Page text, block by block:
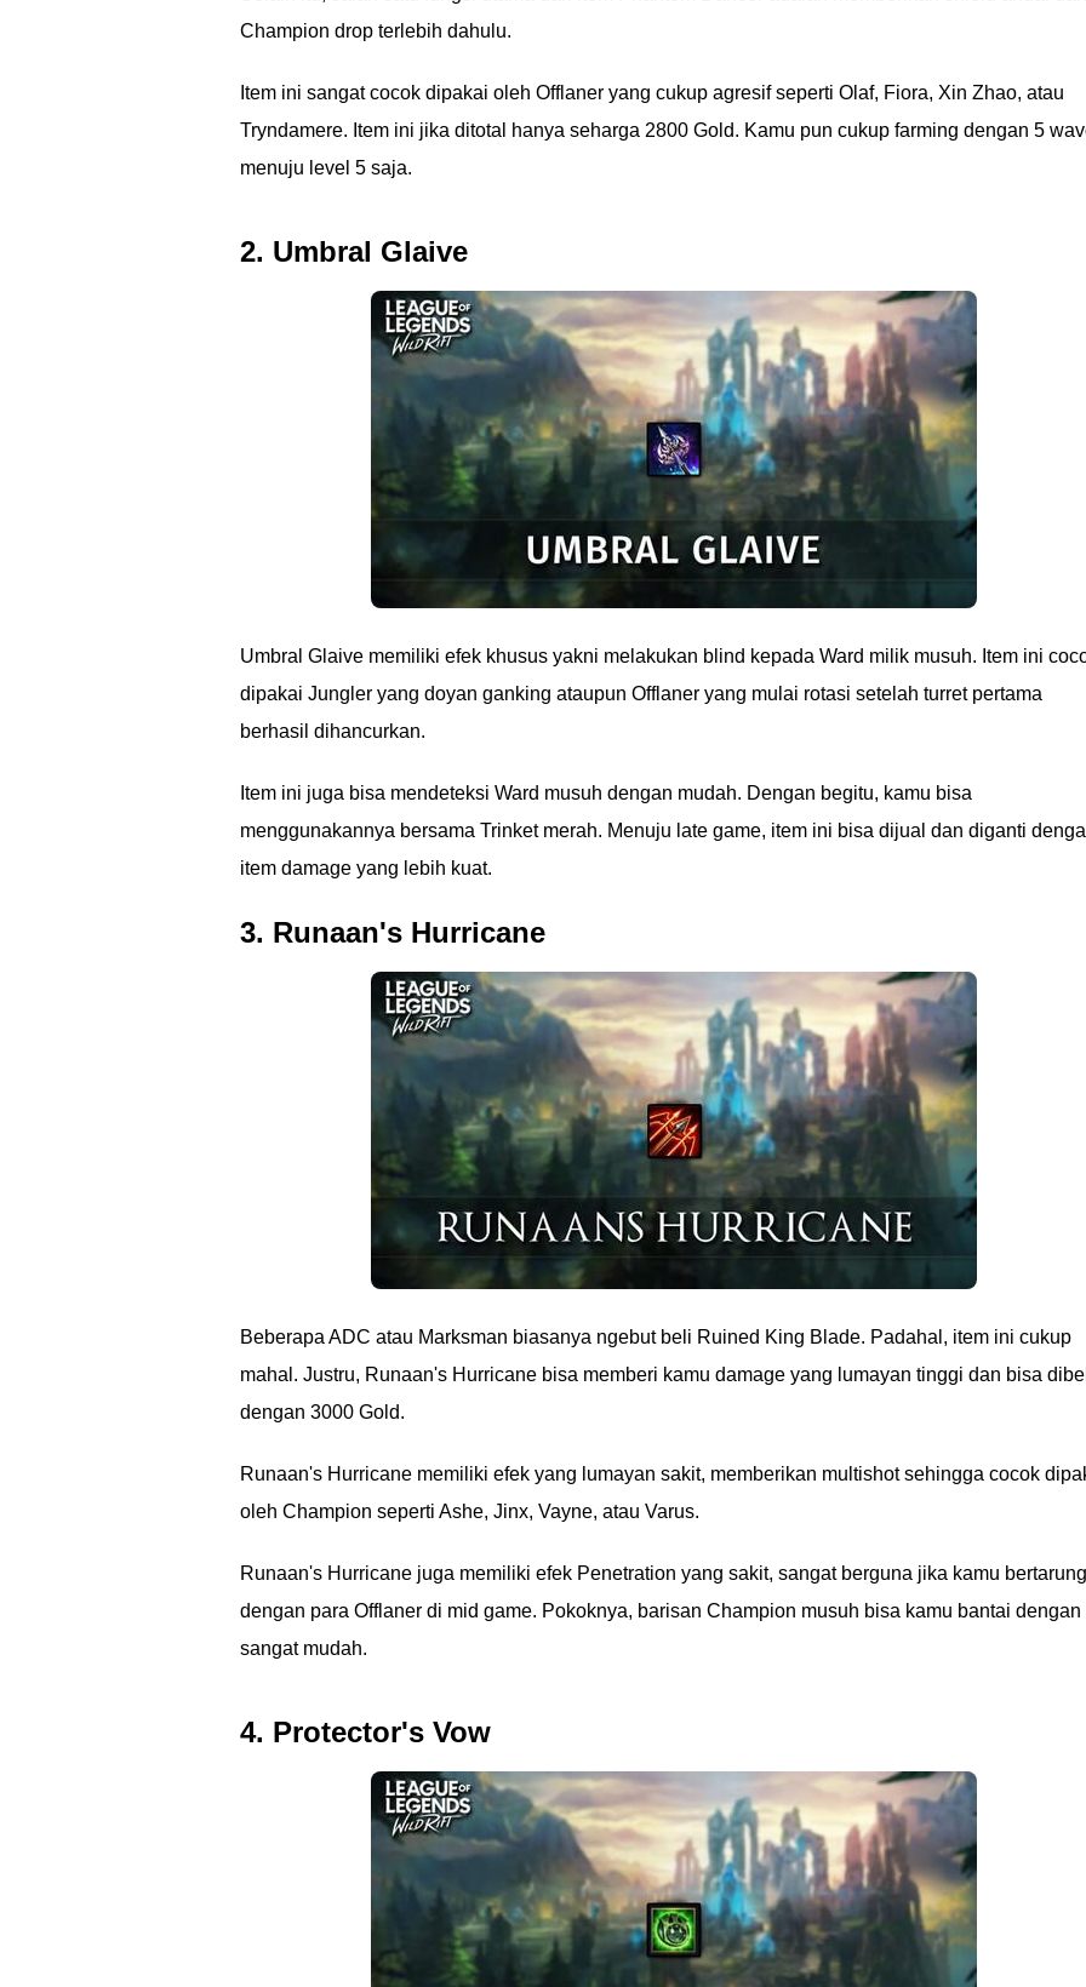
Champion drop terlebih dahulu.
Item ini sangat cocok dipakai oleh Offlaner yang cukup agresif seperti Olaf, Fiora, Xin Zhao, atau
Tryndamere. Item ini jika ditotal hanya seharga 2800 Gold. Kamu pun cukup farming dengan 5
menuju level 5 saja.
2. Umbral Glaive
Umbral Glaive memiliki efek khusus yakni melakukan blind kepada Ward milik musuh. Item ini
dipakai Jungler yang doyan ganking ataupun Offlaner yang mulai rotasi setelah turret pertama
berhasil dihancurkan.
Item ini juga bisa mendeteksi Ward musuh dengan mudah. Dengan begitu, kamu bisa
menggunakannya bersama Trinket merah. Menuju late game, item ini bisa dijual dan diganti
item damage yang lebih kuat.
3. Runaan's Hurricane
Beberapa ADC atau Marksman biasanya ngebut beli Ruined King Blade. Padahal, item ini cukup
mahal. Justru, Runaan's Hurricane bisa memberi kamu damage yang lumayan tinggi dan bisa
dengan 3000 Gold.
Runaan's Hurricane memiliki efek yang lumayan sakit, memberikan multishot sehingga cocok
oleh Champion seperti Ashe, Jinx, Vayne, atau Varus.
Runaan's Hurricane juga memiliki efek Penetration yang sakit, sangat berguna jika kamu bertarung
dengan para Offlaner di mid game. Pokoknya, barisan Champion musuh bisa kamu bantai dengan
sangat mudah.
4. Protector's Vow